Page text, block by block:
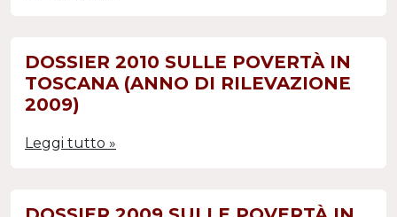
DOSSIER 2010 SULLE POVERTÀ IN
TOSCANA (ANNO DI RILEVAZIONE
2009)
Leggi tutto »